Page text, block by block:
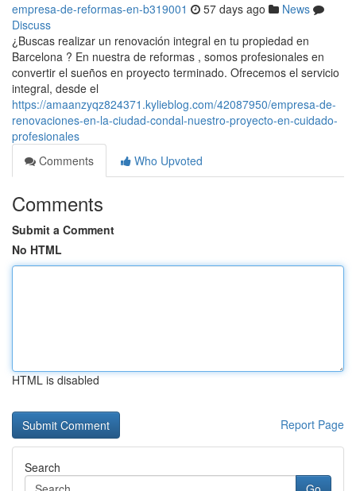
empresa-de-reformas-en-b319001 57 days ago
News
Discuss
¿Buscas realizar un renovación integral en tu propiedad en
Barcelona ? En nuestra de reformas , somos profesionales en
convertir el sueños en proyecto terminado. Ofrecemos el servicio
integral, desde el
https://amaanzyqz824371.kylieblog.com/42087950/empresa-de-
renovaciones-en-la-ciudad-condal-nuestro-proyecto-en-cuidado-
profesionales
Comments
Who Upvoted
Comments
Submit a Comment
No HTML
HTML is disabled
Report Page
Search